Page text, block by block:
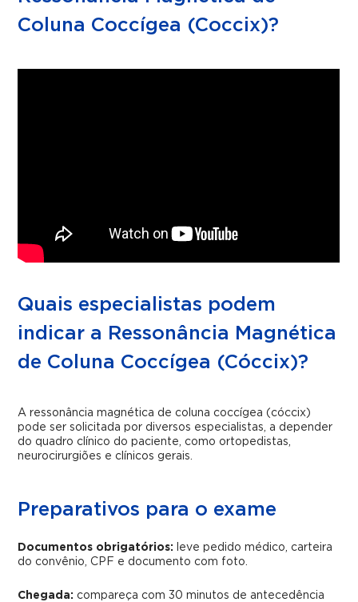
Coluna Coccígea (Coccix)?
Quais especialistas podem
indicar a Ressonância Magnética
de Coluna Coccígea (Cóccix)?
A ressonância magnética de coluna coccígea (cóccix)
pode ser solicitada por diversos especialistas, a depender
do quadro clínico do paciente, como ortopedistas,
neurocirurgiões e clínicos gerais.
Preparativos para o exame
Documentos obrigatórios:
leve pedido médico, carteira
do convênio, CPF e documento com foto.
Chegada: compareça com 30 minutos de antecedência